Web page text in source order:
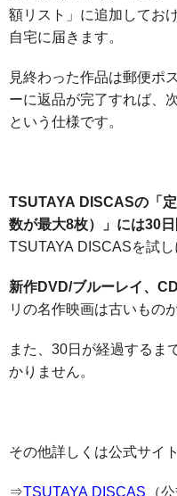
額リスト」に追加してお
自宅に届きます。
見終わった作品は郵便ポ
ーに返品が完了すれば、
という仕様です。
TSUTAYA DISCASの「
数が最大8枚）」には30
TSUTAYA DISCASを試し
新作DVD/ブルーレイ、
リの名作映画は古いもの
また、30日が経過するま
かりません。
その他詳しくは公式サイ
⇒TSUTAYA DISCAS （